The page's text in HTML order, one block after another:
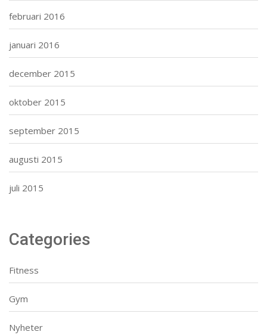
februari 2016
januari 2016
december 2015
oktober 2015
september 2015
augusti 2015
juli 2015
Categories
Fitness
Gym
Nyheter